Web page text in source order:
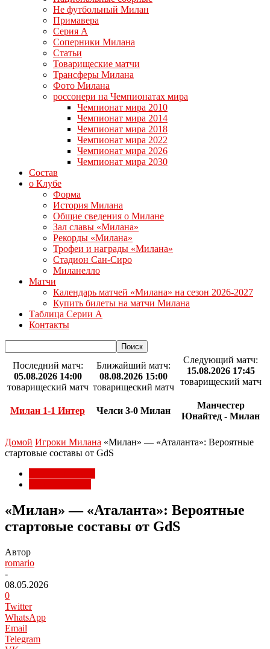
Не футбольный Милан
Примавера
Серия А
Соперники Милана
Статьи
Товарищеские матчи
Трансферы Милана
Фото Милана
россонери на Чемпионатах мира
Чемпионат мира 2010
Чемпионат мира 2014
Чемпионат мира 2018
Чемпионат мира 2022
Чемпионат мира 2026
Чемпионат мира 2030
Состав
о Клубе
Форма
История Милана
Общие сведения о Милане
Зал славы «Милана»
Рекорды «Милана»
Трофеи и награды «Милана»
Стадион Сан-Сиро
Миланелло
Матчи
Календарь матчей «Милана» на сезон 2026-2027
Купить билеты на матчи Милана
Таблица Серии А
Контакты
Последний матч:
05.08.2026 14:00
товарищеский матч
Милан 1-1 Интер
Ближайший матч:
08.08.2026 15:00
товарищеский матч
Челси 3-0 Милан
Следующий матч:
15.08.2026 17:45
товарищеский матч
Манчестер
Юнайтед - Милан
Домой Игроки Милана «Милан» — «Аталанта»: Вероятные
стартовые составы от GdS
«Милан» — «Аталанта»: Вероятные
стартовые составы от GdS
Автор
romario
-
08.05.2026
0
Twitter
WhatsApp
Email
Telegram